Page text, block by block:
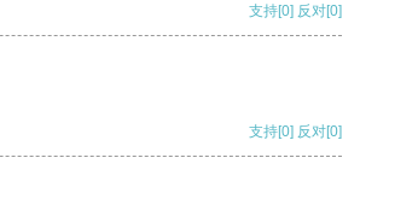
支持[0] 反对[0]
支持[0] 反对[0]